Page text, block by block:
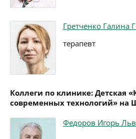
Гретченко Галина
терапевт
Коллеги по клинике: Детская
современных технологий» на
Федоров Игорь